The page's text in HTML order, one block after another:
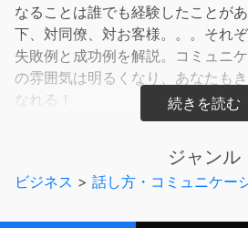
なることは誰でも経験したことが
下、対同僚、対お客様。。。それ
失敗例と成功例を解説。コミュニ
の雰囲気は明るくなり、あなたも
なれる！
例えば、残業が続いている時。「
るの？」「すみません、仕事が終
ジャンル
ビジネス > 話し方・コミュニケー